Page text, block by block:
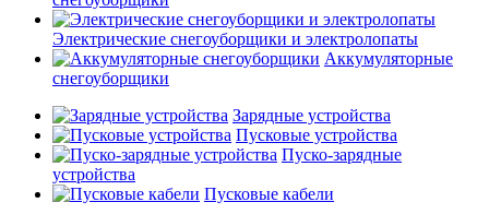
Электрические снегоуборщики и электролопаты
Аккумуляторные
снегоуборщики
Зарядные устройства
Пусковые устройства
Пуско-зарядные
устройства
Пусковые кабели